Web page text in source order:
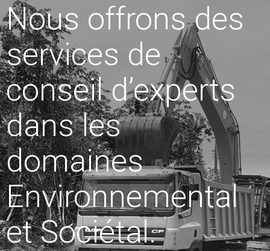
Nous offrons des
services de
conseil d’experts
dans les
domaines
Environnemental
et Sociétal.